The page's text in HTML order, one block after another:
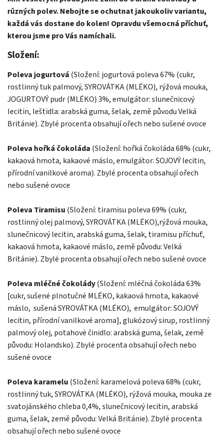
různých polev. Nebojte se ochutnat jakoukoliv variantu,
každá vás dostane do kolen! Opravdu všemocná příchuť,
kterou jsme pro Vás namíchali.
Složení:
Poleva jogurtová (Složení: jogurtová poleva 67% (cukr,
rostlinný tuk palmový, SYROVÁTKA (MLÉKO), rýžová mouka,
JOGURTOVÝ pudr (MLÉKO) 3%, emulgátor: slunečnicový
lecitin, leštidla: arabská guma, šelak, země původu Velká
Británie). Zbylé procenta obsahují ořech nebo sušené ovoce
Poleva hořká čokoláda (Složení: hořká čokoláda 68% (cukr,
kakaová hmota, kakaové máslo, emulgátor: SOJOVÝ lecitin,
přírodní vanilkové aroma). Zbylé procenta obsahují ořech
nebo sušené ovoce
Poleva Tiramisu (Složení: tiramisu poleva 69% (cukr,
rostlinný olej palmový, SYROVÁTKA (MLÉKO),rýžová mouka,
slunečnicový lecitin, arabská guma, šelak, tiramisu příchuť,
kakaová hmota, kakaové máslo, země původu: Velká
Británie). Zbylé procenta obsahují ořech nebo sušené ovoce
Poleva mléčné čokolády(Složení: mléčná čokoláda 63%
[cukr, sušené plnotučné MLÉKO, kakaová hmota, kakaové
máslo, sušená SYROVÁTKA (MLÉKO), emulgátor: SOJOVÝ
lecitin, přírodní vanilkové aroma], glukózový sirup, rostlinný
palmový olej, potahové činidlo: arabská guma, šelak, země
původu: Holandsko). Zbylé procenta obsahují ořech nebo
sušené ovoce
Poleva karamelu (Složení: karamelová poleva 68% (cukr,
rostlinný tuk, SYROVÁTKA (MLÉKO), rýžová mouka, mouka ze
svatojánského chleba 0,4%, slunečnicový lecitin, arabská
guma, šelak, země původu: Velká Británie). Zbylé procenta
obsahují ořech nebo sušené ovoce